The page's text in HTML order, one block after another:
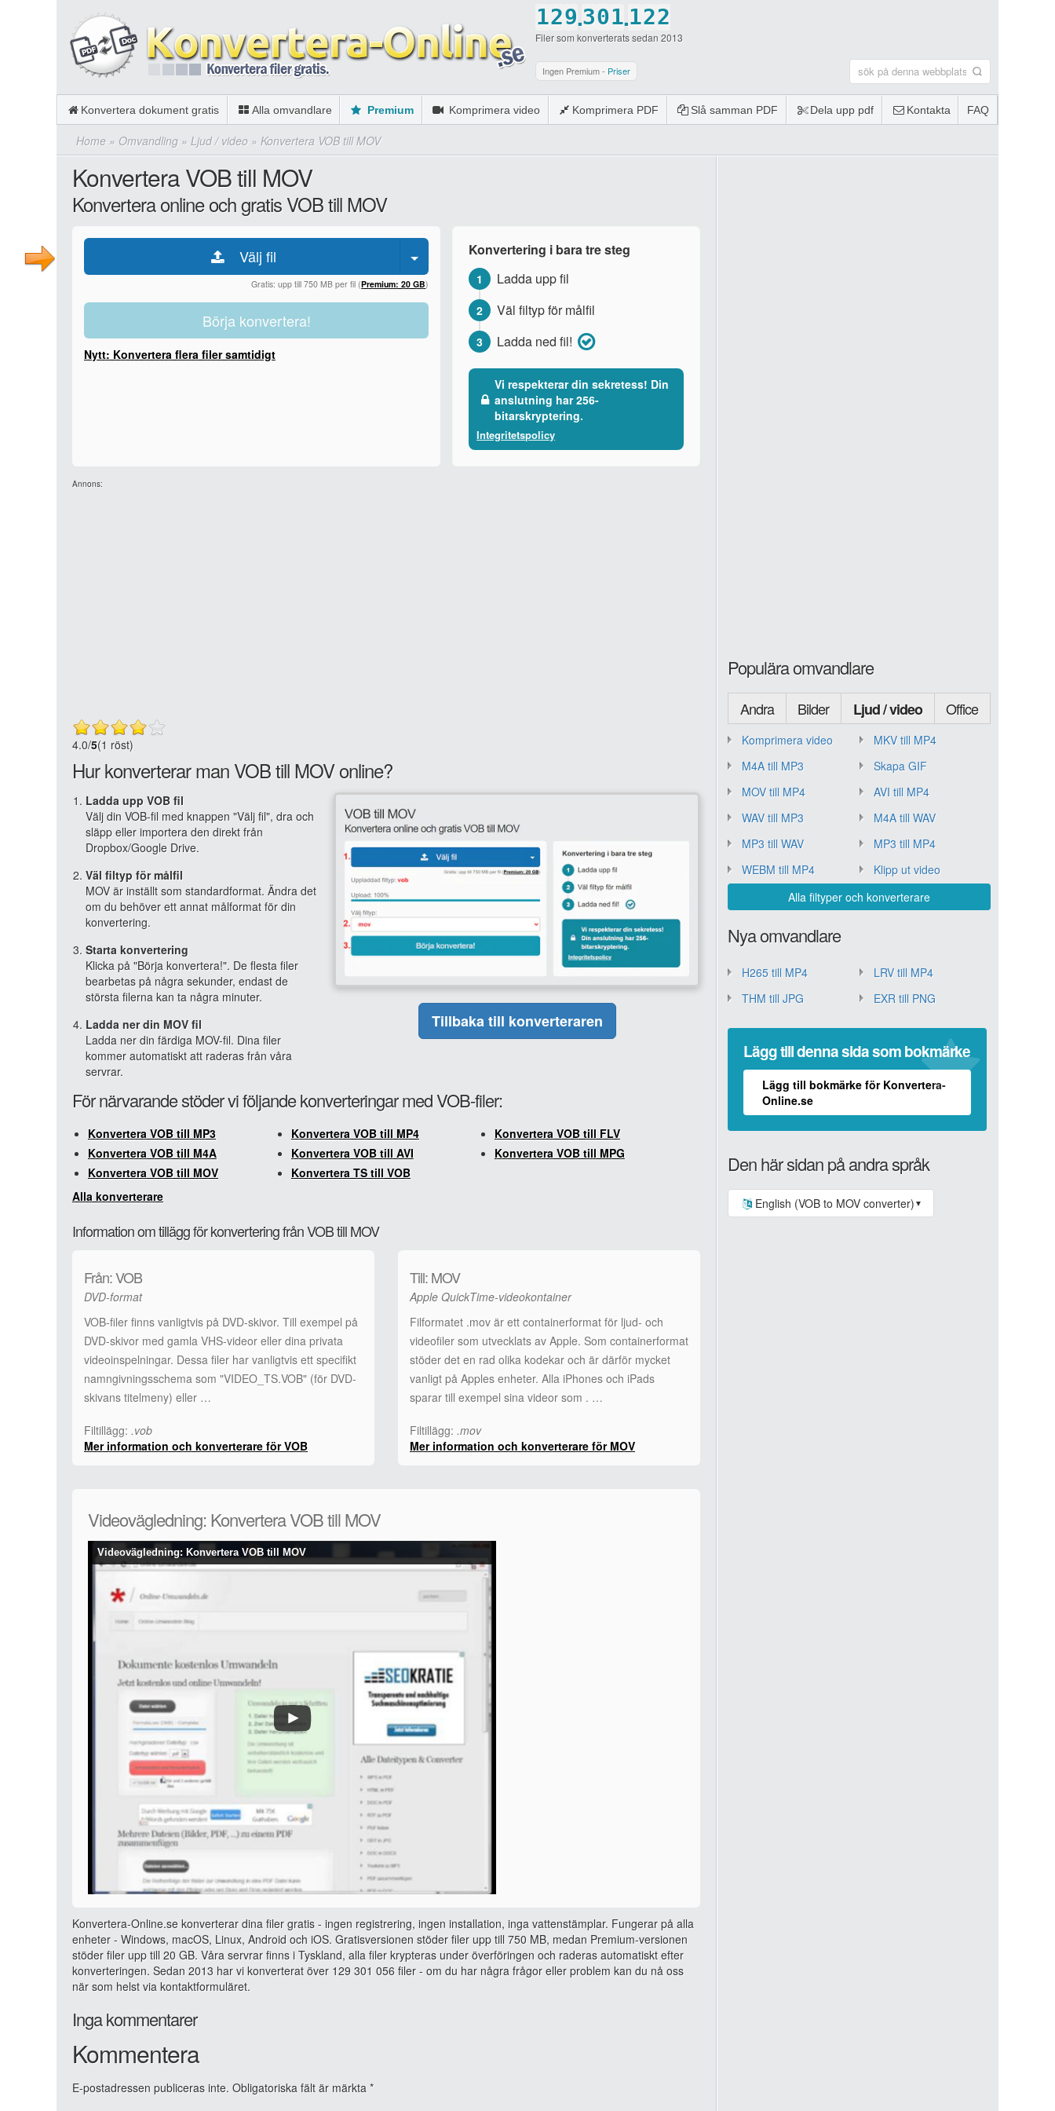
1
2
3
4
5
6
0
2
3
4
5
6
7
9
0
.3
4
5
6
7
8
0
1
2
3
4
5
9
1
2
3
4
5
6
0
.1
2
3
4
5
6
0
2
3
5
6
7
2
3
5
6
7
Filer som konverterats sedan 2013
Ingen Premium - Priser
Konvertera dokument gratis Alla omvandlare Premium Komprimera video Komprimera PDF Slå samman PDF Dela upp pdf Kontakta FAQ
Home » Omvandling » Ljud / video » Konvertera VOB till MOV
Konvertera VOB till MOV
Konvertera online och gratis VOB till MOV
Välj fil
Gratis: upp till 750 MB per fil (Premium: 20 GB)
Börja konvertera!
Nytt: Konvertera flera filer samtidigt
Konvertering i bara tre steg
1 Ladda upp fil
2 Väl filtyp för målfil
3 Ladda ned fil!
Vi respekterar din sekretess! Din
anslutning har 256-
bitarskryptering.
Integritetspolicy
Annons:
4.0/5(1 röst)
Hur konverterar man VOB till MOV online?
Ladda upp VOB fil
Välj din VOB-fil med knappen "Välj fil", dra och
släpp eller importera den direkt från
Dropbox/Google Drive.
Väl filtyp för målfil
MOV är inställt som standardformat. Ändra det
om du behöver ett annat målformat för din
konvertering.
Starta konvertering
Klicka på "Börja konvertera!". De flesta filer
bearbetas på några sekunder, endast de
största filerna kan ta några minuter.
Ladda ner din MOV fil
Ladda ner din färdiga MOV-fil. Dina filer
kommer automatiskt att raderas från våra
servrar.
Tillbaka till konverteraren
För närvarande stöder vi följande konverteringar med VOB-filer:
Konvertera VOB till MP3 Konvertera VOB till MP4
Konvertera VOB till FLV
Konvertera VOB till M4A
Konvertera VOB till AVI
Konvertera VOB till MPG
Konvertera VOB till MOV
Konvertera TS till VOB
Alla konverterare
Information om tillägg för konvertering från VOB till MOV
Från: VOB
DVD-format
VOB-filer finns vanligtvis på DVD-skivor. Till exempel på
DVD-skivor med gamla VHS-videor eller dina privata
videoinspelningar. Dessa filer har vanligtvis ett specifikt
namngivningsschema som "VIDEO_TS.VOB" (för DVD-
skivans titelmeny) eller …
Filtillägg: .vob
Mer information och konverterare för VOB
Till: MOV
Apple QuickTime-videokontainer
Filformatet .mov är ett containerformat för ljud- och
videofiler som utvecklats av Apple. Som containerformat
stöder det en rad olika kodekar och är därför mycket
vanligt på Apples enheter. Alla iPhones och iPads
sparar till exempel sina videor som . …
Filtillägg: .mov
Mer information och konverterare för MOV
Videovägledning: Konvertera VOB till MOV
Videovägledning: Konvertera VOB till MOV
Konvertera-Online.se konverterar dina filer gratis - ingen registrering, ingen installation, inga vattenstämplar. Fungerar på alla
enheter - Windows, macOS, Linux, Android och iOS. Gratisversionen stöder filer upp till 750 MB, medan Premium-versionen
stöder filer upp till 20 GB. Våra servrar finns i Tyskland, alla filer krypteras under överföringen och raderas automatiskt efter
konverteringen. Sedan 2013 har vi konverterat över 129 301 056 filer - om du har några frågor eller problem kan du nå oss
när som helst via kontaktformuläret.
Inga kommentarer
Kommentera
E-postadressen publiceras inte. Obligatoriska fält är märkta *
Populära omvandlare
Andra Bilder Ljud / video Office
Komprimera video
MKV till MP4
M4A till MP3
Skapa GIF
MOV till MP4
AVI till MP4
WAV till MP3
M4A till WAV
MP3 till WAV
MP3 till MP4
WEBM till MP4
Klipp ut video
Alla filtyper och konverterare
Nya omvandlare
H265 till MP4
LRV till MP4
THM till JPG
EXR till PNG
Lägg till denna sida som bokmärke
Lägg till bokmärke för Konvertera-
Online.se
Den här sidan på andra språk
English (VOB to MOV converter) ▼